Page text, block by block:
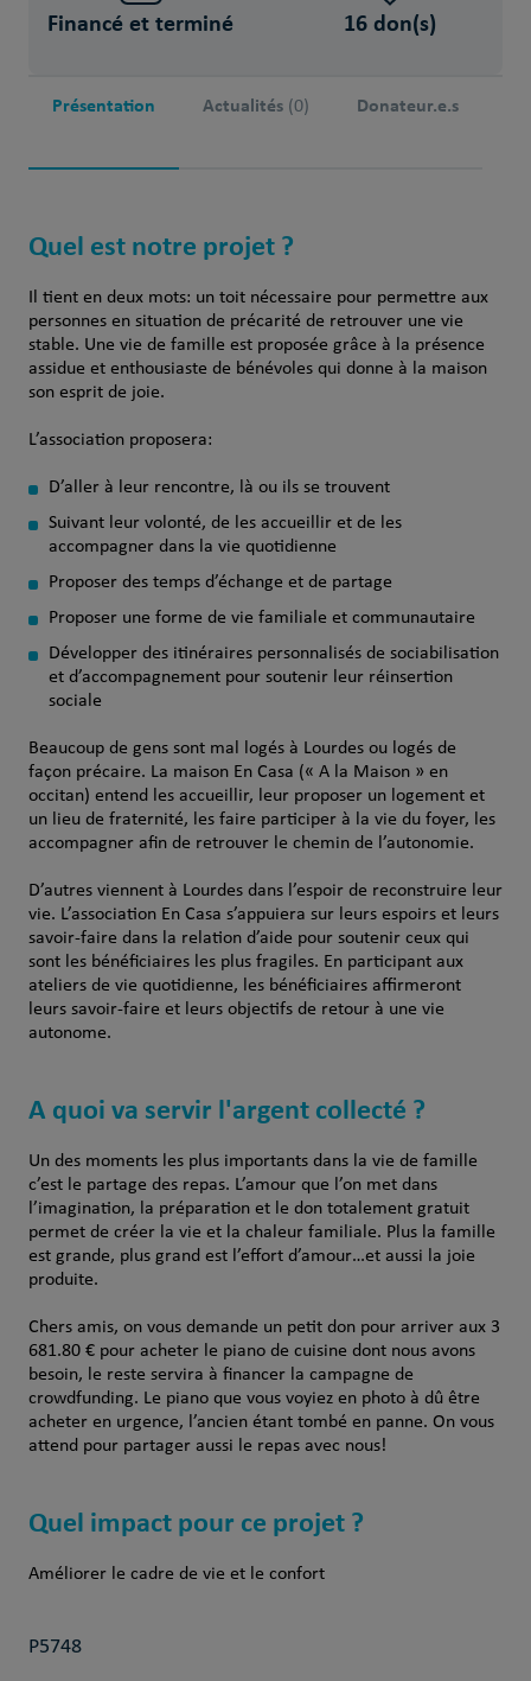
Financé et terminé 16 don(s)
Présentation Actualités (0) Donateur.e.s
Quel est notre projet ?
Il tient en deux mots: un toit nécessaire pour permettre aux
personnes en situation de précarité de retrouver une vie
stable. Une vie de famille est proposée grâce à la présence
assidue et enthousiaste de bénévoles qui donne à la maison
son esprit de joie.
L’association proposera:
D’aller à leur rencontre, là ou ils se trouvent
Suivant leur volonté, de les accueillir et de les
accompagner dans la vie quotidienne
Proposer des temps d’échange et de partage
Proposer une forme de vie familiale et communautaire
Développer des itinéraires personnalisés de sociabilisation
et d’accompagnement pour soutenir leur réinsertion
sociale
Beaucoup de gens sont mal logés à Lourdes ou logés de
façon précaire. La maison En Casa (« A la Maison » en
occitan) entend les accueillir, leur proposer un logement et
un lieu de fraternité, les faire participer à la vie du foyer, les
accompagner afin de retrouver le chemin de l’autonomie.
D’autres viennent à Lourdes dans l’espoir de reconstruire leur
vie. L’association En Casa s’appuiera sur leurs espoirs et leurs
savoir-faire dans la relation d’aide pour soutenir ceux qui
sont les bénéficiaires les plus fragiles. En participant aux
ateliers de vie quotidienne, les bénéficiaires affirmeront
leurs savoir-faire et leurs objectifs de retour à une vie
autonome.
A quoi va servir l'argent collecté ?
Un des moments les plus importants dans la vie de famille
c’est le partage des repas. L’amour que l’on met dans
l’imagination, la préparation et le don totalement gratuit
permet de créer la vie et la chaleur familiale. Plus la famille
est grande, plus grand est l’effort d’amour…et aussi la joie
produite.
Chers amis, on vous demande un petit don pour arriver aux 3
681.80 € pour acheter le piano de cuisine dont nous avons
besoin, le reste servira à financer la campagne de
crowdfunding. Le piano que vous voyiez en photo à dû être
acheter en urgence, l’ancien étant tombé en panne. On vous
attend pour partager aussi le repas avec nous!
Quel impact pour ce projet ?
Améliorer le cadre de vie et le confort
P5748